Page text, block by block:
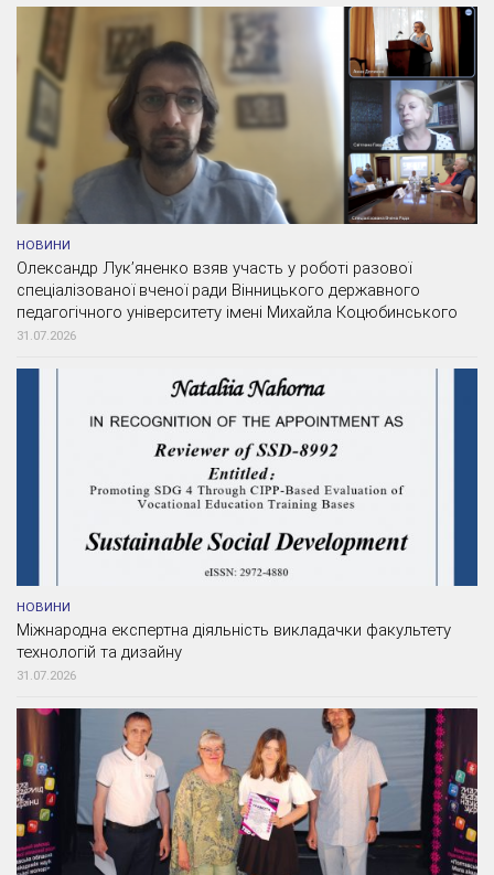
НОВИНИ
Олександр Лук’яненко взяв участь у роботі разової
спеціалізованої вченої ради Вінницького державного
педагогічного університету імені Михайла Коцюбинського
31.07.2026
НОВИНИ
Міжнародна експертна діяльність викладачки факультету
технологій та дизайну
31.07.2026